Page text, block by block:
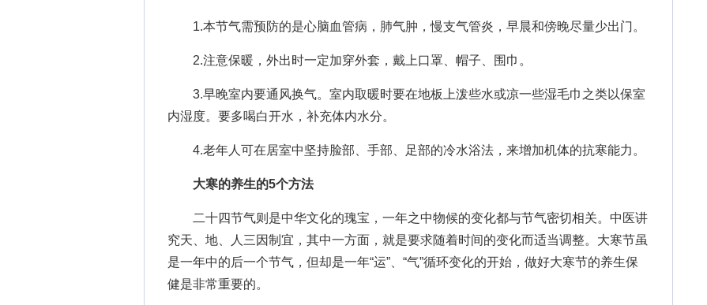
1.本节气需预防的是心脑血管病，肺气肿，慢支气管炎，早晨和傍晚尽量少出门。
2.注意保暖，外出时一定加穿外套，戴上口罩、帽子、围巾。
3.早晚室内要通风换气。室内取暖时要在地板上泼些水或凉一些湿毛巾之类以保室
内湿度。要多喝白开水，补充体内水分。
4.老年人可在居室中坚持脸部、手部、足部的冷水浴法，来增加机体的抗寒能力。
大寒的养生的5个方法
二十四节气则是中华文化的瑰宝，一年之中物候的变化都与节气密切相关。中医讲
究天、地、人三因制宜，其中一方面，就是要求随着时间的变化而适当调整。大寒节虽
是一年中的后一个节气，但却是一年“运”、“气”循环变化的开始，做好大寒节的养生保
健是非常重要的。